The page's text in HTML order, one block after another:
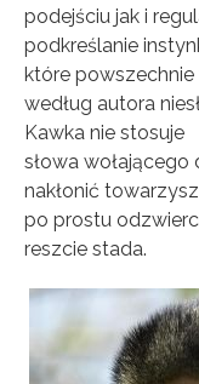
podejściu jak i
podkreślanie
które powszechnie
według autora
Kawka nie stosuje
słowa
nakłonić
po prostu
reszcie stada.